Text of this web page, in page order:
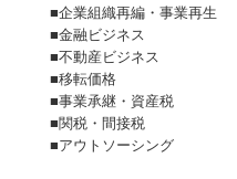
■企業組織再編・事業再生
■金融ビジネス
■不動産ビジネス
■移転価格
■事業承継・資産税
■関税・間接税
■アウトソーシング